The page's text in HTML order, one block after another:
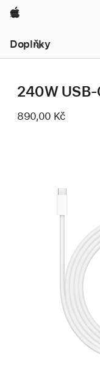
Apple
Doplňky
navigace
–
nabídku
240W
890,00 Kč